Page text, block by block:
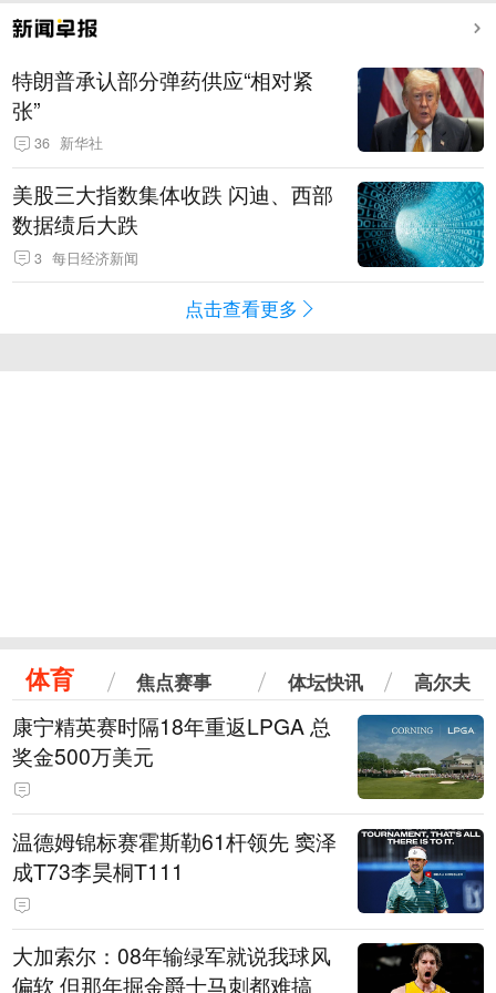
特朗普承认部分弹药供应“相对紧
张”
36 新华社
美股三大指数集体收跌 闪迪、西部
数据绩后大跌
3 每日经济新闻
点击查看更多
体育 焦点赛事 体坛快讯 高尔夫
康宁精英赛时隔18年重返LPGA 总
奖金500万美元
温德姆锦标赛霍斯勒61杆领先 窦泽
成T73李昊桐T111
大加索尔：08年输绿军就说我球风
偏软 但那年掘金爵士马刺都难搞